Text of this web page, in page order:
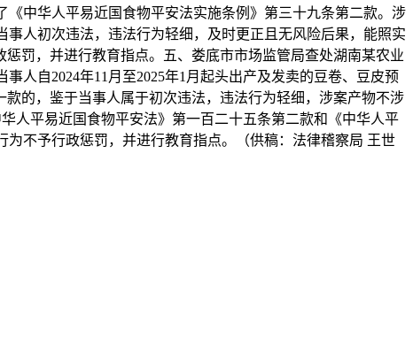
中华人平易近国食物平安法实施条例》第三十九条第二款。涉
人初次违法，违法行为轻细，及时更正且无风险后果，能照实
罚，并进行教育指点。五、娄底市市场监管局查处湖南某农业
人自2024年11月至2025年1月起头出产及发卖的豆卷、豆皮预
的，鉴于当事人属于初次违法，违法行为轻细，涉案产物不涉
人平易近国食物平安法》第一百二十五条第二款和《中华人平
不予行政惩罚，并进行教育指点。（供稿：法律稽察局 王世